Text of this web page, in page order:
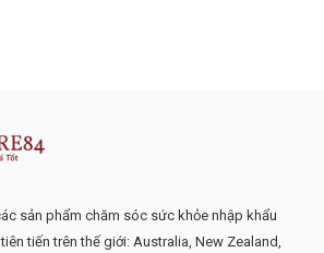
sản phẩm chăm sóc sức khỏe nhập khẩu
tiến trên thế giới: Australia, New Zealand,